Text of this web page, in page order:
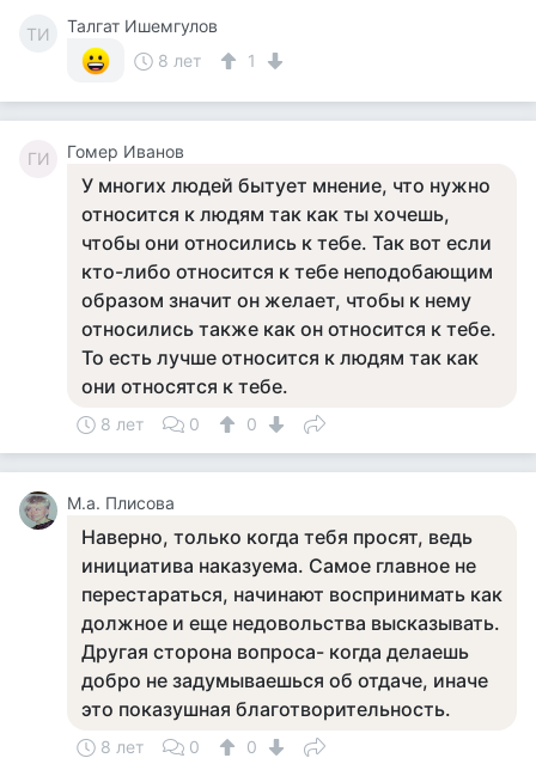
ТИ
Талгат Ишемгулов
8 лет
1
ГИ Гомер Иванов
У многих людей бытует мнение, что нужно
относится к людям так как ты хочешь,
чтобы они относились к тебе. Так вот если
кто-либо относится к тебе неподобающим
образом значит он желает, чтобы к нему
относились также как он относится к тебе.
То есть лучше относится к людям так как
они относятся к тебе.
8 лет 0 0
М.а. Плисова
Наверно, только когда тебя просят, ведь
инициатива наказуема. Самое главное не
перестараться, начинают воспринимать как
должное и еще недовольства высказывать.
Другая сторона вопроса- когда делаешь
добро не задумываешься об отдаче, иначе
это показушная благотворительность.
8 лет 0 0